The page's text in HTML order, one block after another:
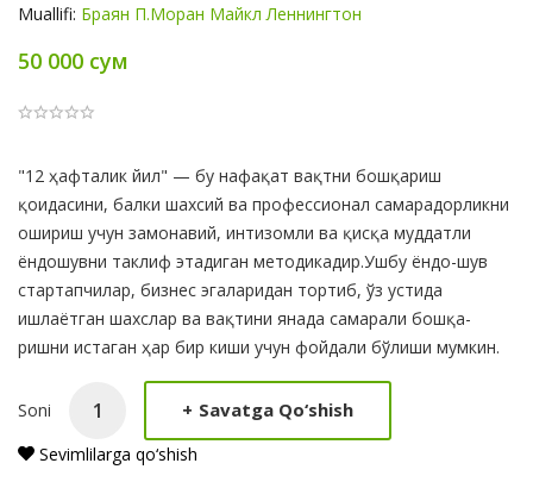
Muallifi: Браян П.Моран Майкл Леннингтон
50 000 сум
Product
Summery
"12 ҳафталик йил" — бу нафақат вақтни бошқариш
қоидасини, балки шахсий ва профессионал самарадорликни
ошириш учун замонавий, интизомли ва қисқа муддатли
ёндошувни таклиф этадиган методикадир.Ушбу ёндо-шув
стартапчилар, бизнес эгаларидан тортиб, ўз устида
ишлаётган шахслар ва вақтини янада самарали бошқа-
ришни истаган ҳар бир киши учун фойдали бўлиши мумкин.
Soni + Savatga Qo‘shish
Sevimlilarga qo‘shish